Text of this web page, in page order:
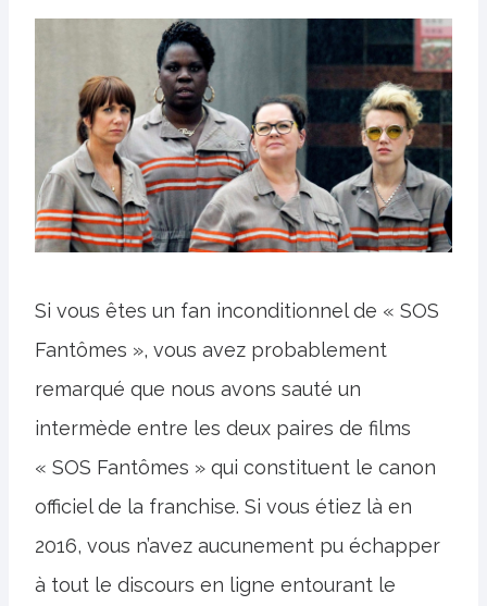
Si vous êtes un fan inconditionnel de « SOS
Fantômes », vous avez probablement
remarqué que nous avons sauté un
intermède entre les deux paires de films
« SOS Fantômes » qui constituent le canon
officiel de la franchise. Si vous étiez là en
2016, vous n’avez aucunement pu échapper
à tout le discours en ligne entourant le